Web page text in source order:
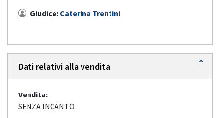
Giudice: Caterina Trentini
Dati relativi alla vendita
Vendita:
SENZA INCANTO